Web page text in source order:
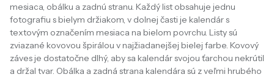
mesiaca, obálku a zadnú stranu. Každý list obsahuje jednu
fotografiu s bielym držiakom, v dolnej časti je kalendár s
textovým označením mesiaca na bielom povrchu. Listy sú
zviazané kovovou špirálou v najžiadanejšej bielej farbe. Kovový
záves je dostatočne dlhý, aby sa kalendár svojou ťarchou nekrútil
a držal tvar. Obálka a zadná strana kalendára sú z veľmi hrubého